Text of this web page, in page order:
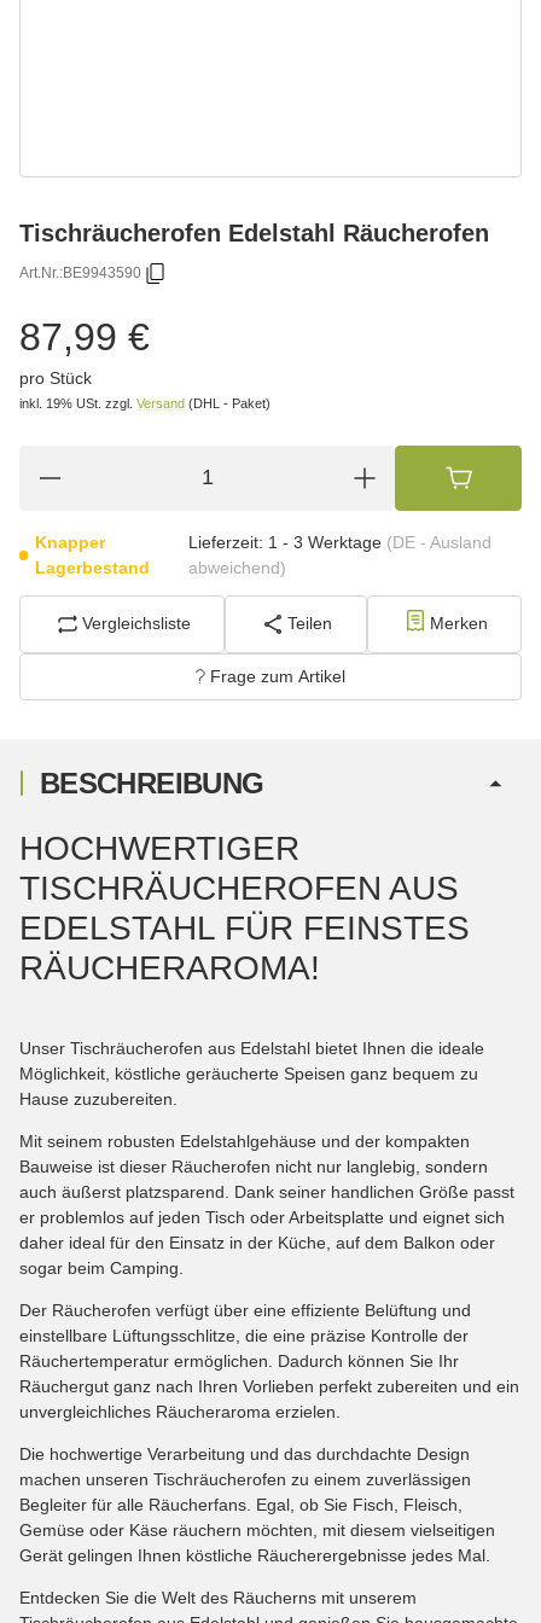
Tischräucherofen Edelstahl Räucherofen
Art.Nr.:BE9943590
87,99 €
pro Stück
inkl. 19% USt. zzgl. Versand (DHL - Paket)
Knapper
Lagerbestand
Lieferzeit: 1 - 3 Werktage (DE - Ausland
abweichend)
Vergleichsliste Teilen Merken
Frage zum Artikel
BESCHREIBUNG
HOCHWERTIGER
TISCHRÄUCHEROFEN AUS
EDELSTAHL FÜR FEINSTES
RÄUCHERAROMA!
Unser Tischräucherofen aus Edelstahl bietet Ihnen die ideale
Möglichkeit, köstliche geräucherte Speisen ganz bequem zu
Hause zuzubereiten.
Mit seinem robusten Edelstahlgehäuse und der kompakten
Bauweise ist dieser Räucherofen nicht nur langlebig, sondern
auch äußerst platzsparend. Dank seiner handlichen Größe passt
er problemlos auf jeden Tisch oder Arbeitsplatte und eignet sich
daher ideal für den Einsatz in der Küche, auf dem Balkon oder
sogar beim Camping.
Der Räucherofen verfügt über eine effiziente Belüftung und
einstellbare Lüftungsschlitze, die eine präzise Kontrolle der
Räuchertemperatur ermöglichen. Dadurch können Sie Ihr
Räuchergut ganz nach Ihren Vorlieben perfekt zubereiten und ein
unvergleichliches Räucheraroma erzielen.
Die hochwertige Verarbeitung und das durchdachte Design
machen unseren Tischräucherofen zu einem zuverlässigen
Begleiter für alle Räucherfans. Egal, ob Sie Fisch, Fleisch,
Gemüse oder Käse räuchern möchten, mit diesem vielseitigen
Gerät gelingen Ihnen köstliche Räucherergebnisse jedes Mal.
Entdecken Sie die Welt des Räucherns mit unserem